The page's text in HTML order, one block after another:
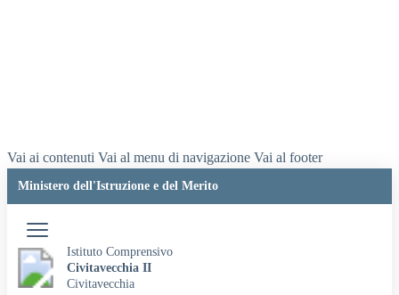
Vai ai contenuti Vai al menu di navigazione Vai al footer
Ministero dell'Istruzione e del Merito
Istituto Comprensivo
Civitavecchia II
Civitavecchia